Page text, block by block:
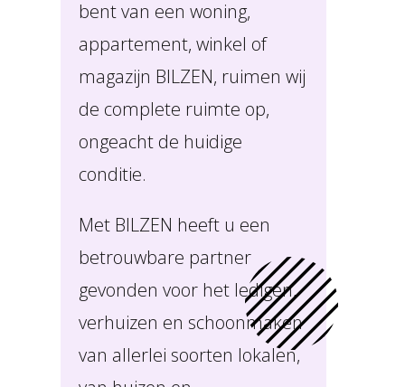
bent van een woning,
appartement, winkel of
magazijn BILZEN, ruimen wij
de complete ruimte op,
ongeacht de huidige
conditie.
Met BILZEN heeft u een
betrouwbare partner
gevonden voor het ledigen,
verhuizen en schoonmaken
van allerlei soorten lokalen,